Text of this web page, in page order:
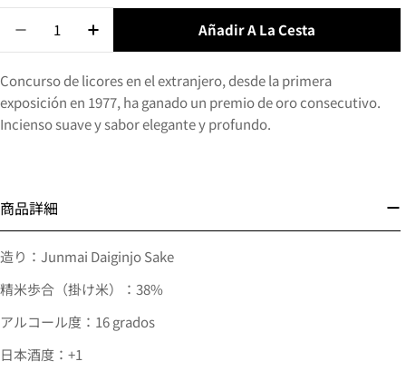
Añadir A La Cesta
Concurso de licores en el extranjero, desde la primera
exposición en 1977, ha ganado un premio de oro consecutivo.
Incienso suave y sabor elegante y profundo.
商品詳細
造り：Junmai Daiginjo Sake
精米歩合（掛け米）：38%
アルコール度：16 grados
日本酒度：+1